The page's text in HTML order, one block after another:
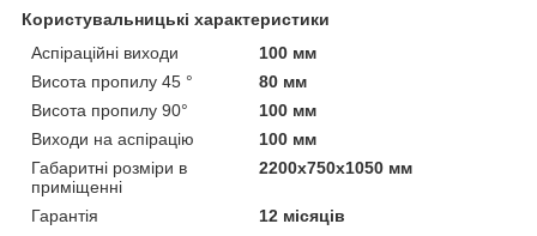
Користувальницькі характеристики
Аспіраційні виходи
100 мм
Висота пропилу 45 °
80 мм
Висота пропилу 90°
100 мм
Виходи на аспірацію
100 мм
Габаритні розміри в
приміщенні
2200х750х1050 мм
Гарантія
12 місяців